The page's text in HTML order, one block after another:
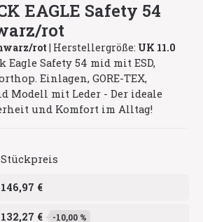
EAGLE Safety 54
rot
rot | Herstellergröße: UK 11.0
Eagle Safety 54 mid mit ESD,
Einlagen, GORE-TEX,
Modell mit Leder - Der ideale
und Komfort im Alltag!
Stückpreis
146,97 €
132,27 € -10,00 %